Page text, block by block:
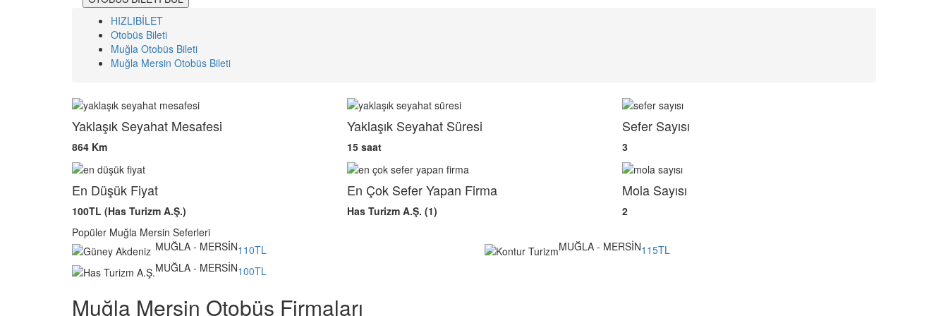
HIZLIBİLET
Otobüs Bileti
Muğla Otobüs Bileti
Muğla Mersin Otobüs Bileti
Yaklaşık Seyahat Mesafesi
864 Km
Yaklaşık Seyahat Süresi
15 saat
Sefer Sayısı
3
En Düşük Fiyat
100TL (Has Turizm A.Ş.)
En Çok Sefer Yapan Firma
Has Turizm A.Ş. (1)
Mola Sayısı
2
Popüler Muğla Mersin Seferleri
MUĞLA - MERSİN110TL
MUĞLA - MERSİN100TL
MUĞLA - MERSİN115TL
Muğla Mersin Otobüs Firmaları